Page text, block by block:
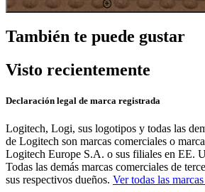
También te puede gustar
Visto recientemente
Declaración legal de marca registrada
Logitech, Logi, sus logotipos y todas las
de Logitech son marcas comerciales o
Logitech Europe S.A. o sus filiales en EE.
Todas las demás marcas comerciales de
sus respectivos dueños. Ver todas las